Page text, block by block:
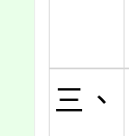
三、